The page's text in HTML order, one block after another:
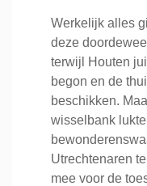
Werkelijk alles
deze
terwijl Houten
begon en de
beschikken.
wisselbank
Utrechtenaren
mee voor de